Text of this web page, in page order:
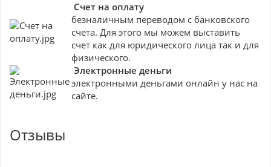
Счет на оплату
безналичным переводом с банковского
счета. Для этого мы можем выставить
счет как для юридического лица так и для
физического.
Электронные деньги
электронными деньгами онлайн у нас на
сайте.
Отзывы